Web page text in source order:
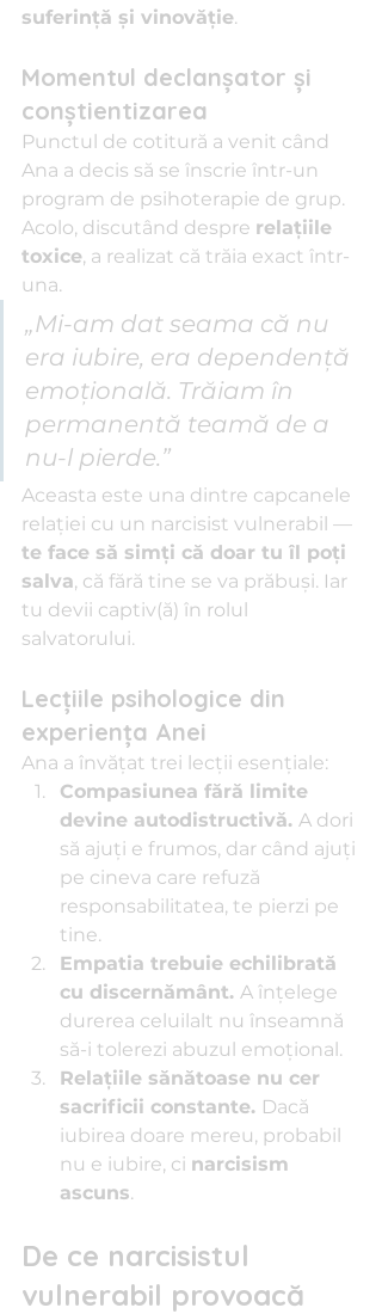
suferință și vinovăție.
Momentul declanșator și
conștientizarea
Punctul de cotitură a venit când
Ana a decis să se înscrie într-un
program de psihoterapie de grup.
Acolo, discutând despre relațiile
toxice, a realizat că trăia exact într-
una.
„Mi-am dat seama că nu
era iubire, era dependență
emoțională. Trăiam în
permanentă teamă de a
nu-l pierde.”
Aceasta este una dintre capcanele
relației cu un narcisist vulnerabil —
te face să simți că doar tu îl poți
salva, că fără tine se va prăbuși. Iar
tu devii captiv(ă) în rolul
salvatorului.
Lecțiile psihologice din
experiența Anei
Ana a învățat trei lecții esențiale:
Compasiunea fără limite
devine autodistructivă. A dori
să ajuți e frumos, dar când ajuți
pe cineva care refuză
responsabilitatea, te pierzi pe
tine.
Empatia trebuie echilibrată
cu discernământ. A înțelege
durerea celuilalt nu înseamnă
să-i tolerezi abuzul emoțional.
Relațiile sănătoase nu cer
sacrificii constante. Dacă
iubirea doare mereu, probabil
nu e iubire, ci narcisism
ascuns.
De ce narcisistul
vulnerabil provoacă